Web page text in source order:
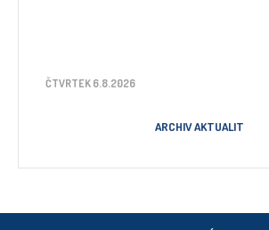
ČTVRTEK 6.8.2026
ARCHIV AKTUALIT